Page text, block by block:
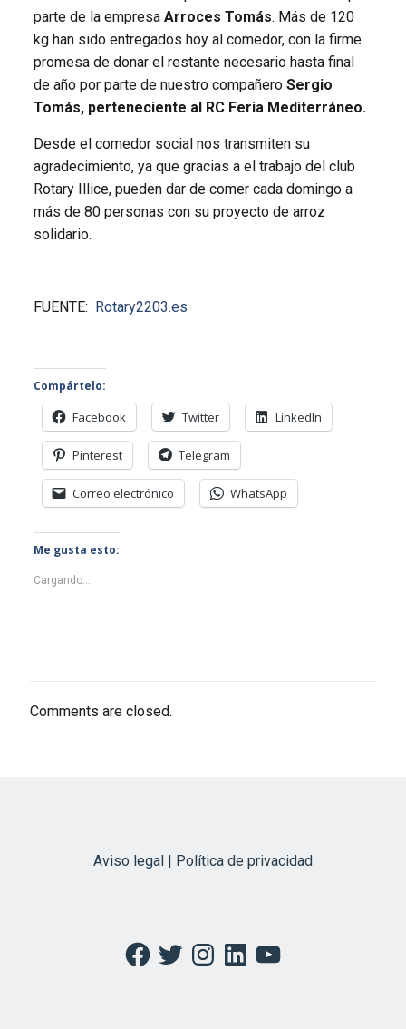
parte de la empresa Arroces Tomás. Más de 120
kg han sido entregados hoy al comedor, con la firme
promesa de donar el restante necesario hasta final
de año por parte de nuestro compañero Sergio
Tomás, perteneciente al RC Feria Mediterráneo.
Desde el comedor social nos transmiten su
agradecimiento, ya que gracias a el trabajo del club
Rotary Illice, pueden dar de comer cada domingo a
más de 80 personas con su proyecto de arroz
solidario.
FUENTE: Rotary2203.es
Compártelo:
Facebook Twitter LinkedIn
Pinterest Telegram
Correo electrónico WhatsApp
Me gusta esto:
Cargando...
Comments are closed.
Aviso legal | Política de privacidad
Facebook
TwitterInstagramLinkedInYouTube